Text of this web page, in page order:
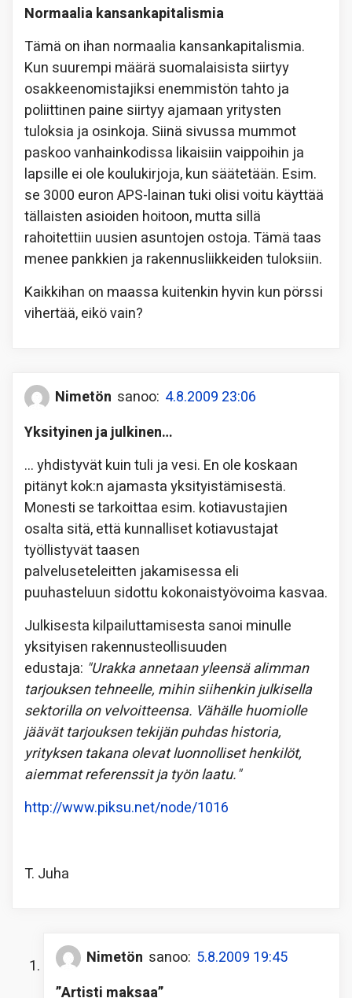
Normaalia kansankapitalismia
Tämä on ihan normaalia kansankapitalismia.
Kun suurempi määrä suomalaisista siirtyy
osakkeenomistajiksi enemmistön tahto ja
poliittinen paine siirtyy ajamaan yritysten
tuloksia ja osinkoja. Siinä sivussa mummot
paskoo vanhainkodissa likaisiin vaippoihin ja
lapsille ei ole koulukirjoja, kun säätetään. Esim.
se 3000 euron APS-lainan tuki olisi voitu käyttää
tällaisten asioiden hoitoon, mutta sillä
rahoitettiin uusien asuntojen ostoja. Tämä taas
menee pankkien ja rakennusliikkeiden tuloksiin.
Kaikkihan on maassa kuitenkin hyvin kun pörssi
vihertää, eikö vain?
Nimetön sanoo: 4.8.2009 23:06
Yksityinen ja julkinen…
… yhdistyvät kuin tuli ja vesi. En ole koskaan
pitänyt kok:n ajamasta yksityistämisestä.
Monesti se tarkoittaa esim. kotiavustajien
osalta sitä, että kunnalliset kotiavustajat
työllistyvät taasen
palveluseteleitten jakamisessa eli
puuhasteluun sidottu kokonaistyövoima kasvaa.
Julkisesta kilpailuttamisesta sanoi minulle
yksityisen rakennusteollisuuden
edustaja: "Urakka annetaan yleensä alimman
tarjouksen tehneelle, mihin siihenkin julkisella
sektorilla on velvoitteensa. Vähälle huomiolle
jäävät tarjouksen tekijän puhdas historia,
yrityksen takana olevat luonnolliset henkilöt,
aiemmat referenssit ja työn laatu."
http://www.piksu.net/node/1016
T. Juha
Nimetön sanoo: 5.8.2009 19:45
”Artisti maksaa”